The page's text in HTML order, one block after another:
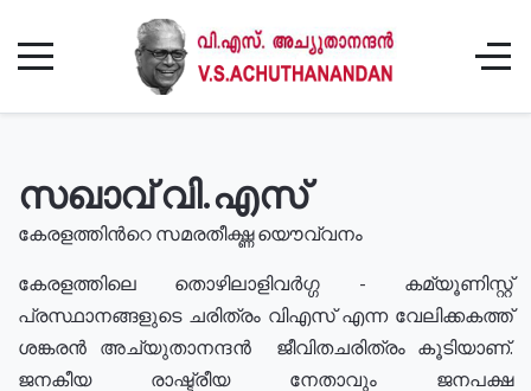
സഖാവ് വി.എസ്
കേരളത്തിൻറെ സമരതീക്ഷ്ണ യൌവ്വനം
കേരളത്തിലെ തൊഴിലാളിവർഗ്ഗ - കമ്യൂണിസ്റ്റ്
പ്രസ്ഥാനങ്ങളുടെ ചരിത്രം വിഎസ് എന്ന വേലിക്കകത്ത്
ശങ്കരൻ അച്യുതാനന്ദൻ ജീവിതചരിത്രം കൂടിയാണ്.
ജനകീയ രാഷ്ട്രീയ നേതാവും ജനപക്ഷ